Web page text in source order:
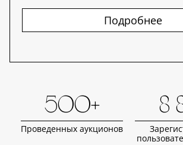
Подробнее
500+
Проведенных аукционов
8